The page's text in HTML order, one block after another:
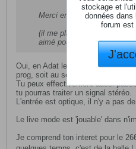
Merci encore
(il me plait décidément de
aimé pouvoir le tester en
Oui, en Adat les 8 peuvent être
prog, soit au sein d'un setup.
Tu peux effectivement aussi
tu pourras traiter un signal stéréo.
L'entrée est optique, il n'y a pas
Le live mode est 'jouable' dans
Je comprend ton interet pour le
stockage et
données dans
forum est